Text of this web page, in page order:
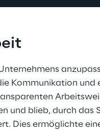
Kommunikation und
und blieb, durch das
Dies ermöglichte